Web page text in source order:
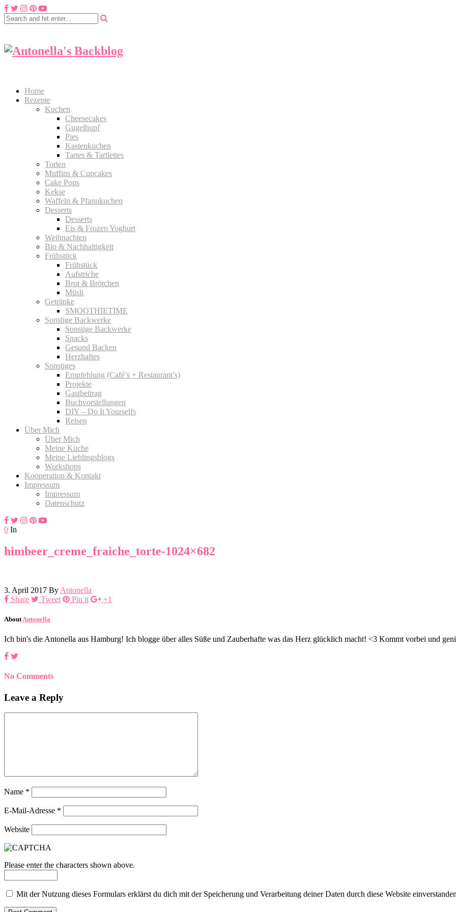
Home
Rezepte
Kuchen
Cheesecakes
Gugelhupf
Pies
Kastenkuchen
Tartes & Tartlettes
Torten
Muffins & Cupcakes
Cake Pops
Kekse
Waffeln & Pfannkuchen
Desserts
Desserts
Eis & Frozen Yoghurt
Weihnachten
Bio & Nachhaltigkeit
Frühstück
Frühstück
Aufstriche
Brot & Brötchen
Müsli
Getränke
SMOOTHIETIME
Sonstige Backwerke
Sonstige Backwerke
Snacks
Gesund Backen
Herzhaftes
Sonstiges
Empfehlung (Café’s + Restaurant’s)
Projekte
Gastbeitrag
Buchvorstellungen
DIY – Do It Yourselfs
Reisen
Über Mich
Über Mich
Meine Küche
Meine Lieblingsblogs
Workshops
Kooperation & Kontakt
Impressum
Impressum
Datenschutz
0 In
himbeer_creme_fraiche_torte-1024×682
3. April 2017 By Antonella
Share
Tweet Pin it +1
About Antonella
Ich bin's die Antonella aus Hamburg! Ich blogge über alles Süße und Zauberhafte was das Herz glücklich macht! <3 Kommt vorbei und
No Comments
Leave a Reply
Name *
E-Mail-Adresse *
Website
Please enter the characters shown above.
Mit der Nutzung dieses Formulars erklärst du dich mit der Speicherung und Verarbeitung deiner Daten durch diese Website